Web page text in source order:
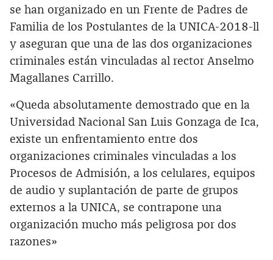
se han organizado en un Frente de Padres de
Familia de los Postulantes de la UNICA-2018-ll
y aseguran que una de las dos organizaciones
criminales están vinculadas al rector Anselmo
Magallanes Carrillo.
«Queda absolutamente demostrado que en la
Universidad Nacional San Luis Gonzaga de Ica,
existe un enfrentamiento entre dos
organizaciones criminales vinculadas a los
Procesos de Admisión, a los celulares, equipos
de audio y suplantación de parte de grupos
externos a la UNICA, se contrapone una
organización mucho más peligrosa por dos
razones»